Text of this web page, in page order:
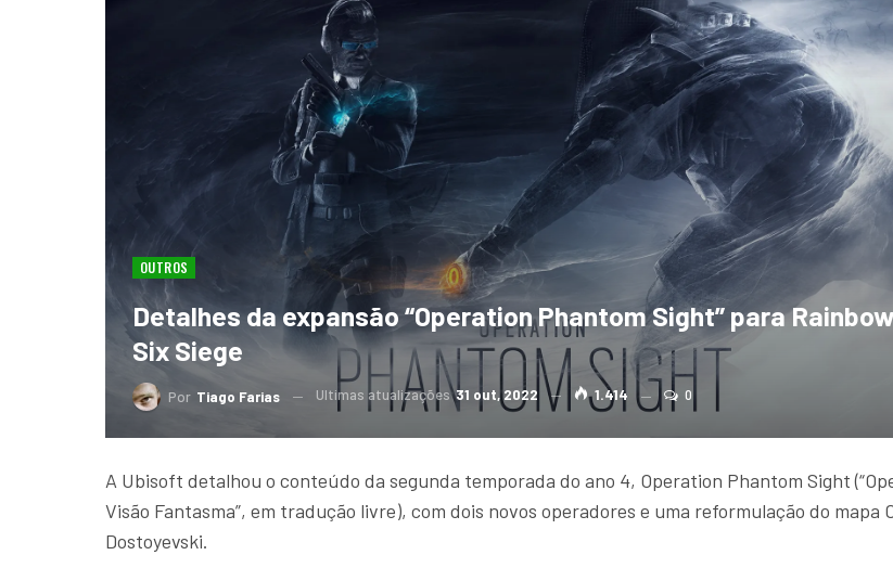
OUTROS
Detalhes da expansão “Operation Phantom Sight” para Rainbow
Six Siege
Por Tiago Farias Ultimas atualizações31 out, 2022 1.414 0
A Ubisoft detalhou o conteúdo da segunda temporada do ano 4, Operation Phantom Sight
Visão Fantasma”, em tradução livre), com dois novos operadores e uma reformulação do mapa
Dostoyevski.